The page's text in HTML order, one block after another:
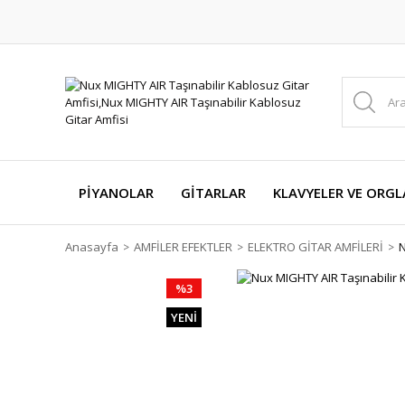
PİYANOLAR GİTARLAR KLAVYELER VE
Anasayfa AMFİLER EFEKTLER ELEKTRO GİTAR AMFİLERİ
%3
YENİ